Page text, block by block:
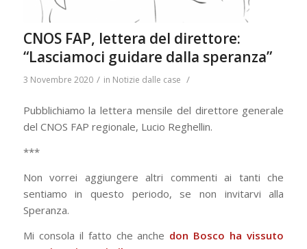
CNOS FAP, lettera del direttore:
“Lasciamoci guidare dalla speranza”
3 Novembre 2020 / in Notizie dalle case /
Pubblichiamo la lettera mensile del direttore generale
del CNOS FAP regionale, Lucio Reghellin.
***
Non vorrei aggiungere altri commenti ai tanti che
sentiamo in questo periodo, se non invitarvi alla
Speranza.
Mi consola il fatto che anche don Bosco ha vissuto